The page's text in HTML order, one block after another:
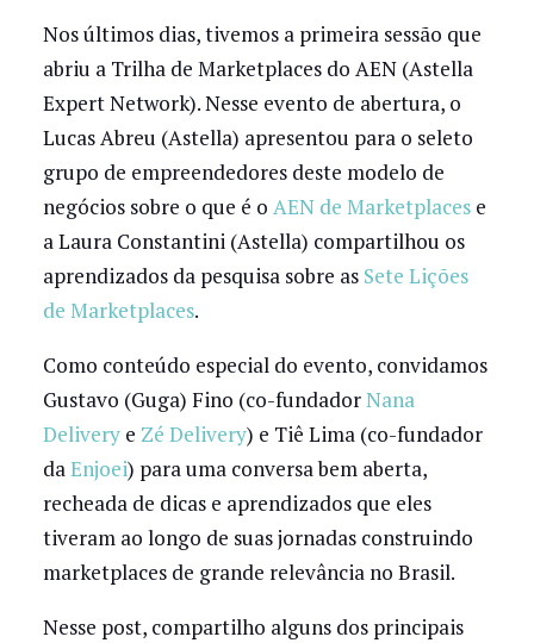
Nos últimos dias, tivemos a primeira sessão que
abriu a Trilha de Marketplaces do AEN (Astella
Expert Network). Nesse evento de abertura, o
Lucas Abreu (Astella) apresentou para o seleto
grupo de empreendedores deste modelo de
negócios sobre o que é o AEN de Marketplacese
a Laura Constantini (Astella) compartilhou os
aprendizados da pesquisa sobre as Sete Lições
de Marketplaces.
Como conteúdo especial do evento, convidamos
Gustavo (Guga) Fino (co-fundadorNana
Deliverye Zé Delivery) e Tiê Lima (co-fundador
daEnjoei) para uma conversa bem aberta,
recheada de dicas e aprendizados que eles
tiveram ao longo de suas jornadas construindo
marketplaces de grande relevância no Brasil.
Nesse post, compartilho alguns dos principais